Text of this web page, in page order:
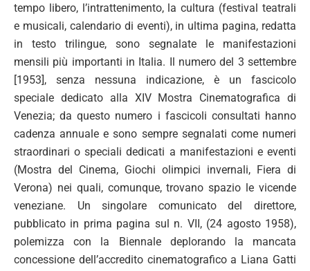
tempo libero, l’intrattenimento, la cultura (festival teatrali
e musicali, calendario di eventi), in ultima pagina, redatta
in testo trilingue, sono segnalate le manifestazioni
mensili più importanti in Italia. Il numero del 3 settembre
[1953], senza nessuna indicazione, è un fascicolo
speciale dedicato alla XIV Mostra Cinematografica di
Venezia; da questo numero i fascicoli consultati hanno
cadenza annuale e sono sempre segnalati come numeri
straordinari o speciali dedicati a manifestazioni e eventi
(Mostra del Cinema, Giochi olimpici invernali, Fiera di
Verona) nei quali, comunque, trovano spazio le vicende
veneziane. Un singolare comunicato del direttore,
pubblicato in prima pagina sul n. VII, (24 agosto 1958),
polemizza con la Biennale deplorando la mancata
concessione dell’accredito cinematografico a Liana Gatti